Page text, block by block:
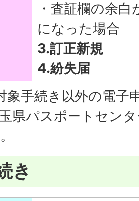
・査証欄の余
になった場合
3.訂正新規
4.紛失届
象手続き以外の電子
県パスポートセン
き